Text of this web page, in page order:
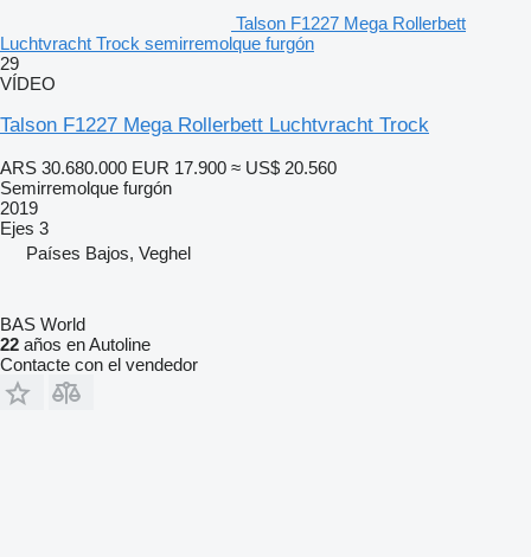
Talson F1227 Mega Rollerbett
Luchtvracht Trock semirremolque furgón
29
VÍDEO
Talson F1227 Mega Rollerbett Luchtvracht Trock
ARS 30.680.000 EUR 17.900 ≈ US$ 20.560
Semirremolque furgón
2019
Ejes 3
Países Bajos, Veghel
BAS World
22 años en Autoline
Contacte con el vendedor